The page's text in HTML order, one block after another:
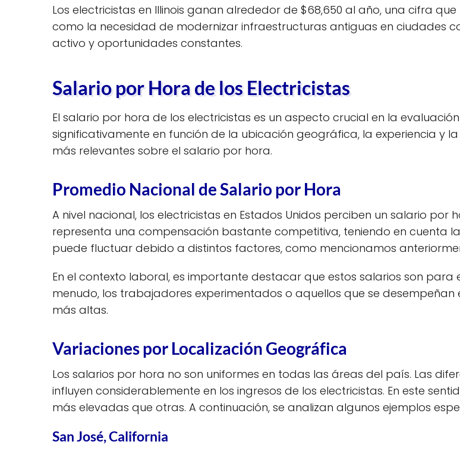
Los electricistas en Illinois ganan alrededor de $68,650 al año, una cifra
como la necesidad de modernizar infraestructuras antiguas en ciudades
activo y oportunidades constantes.
Salario por Hora de los Electricistas
El salario por hora de los electricistas es un aspecto crucial en la
significativamente en función de la ubicación geográfica, la experiencia y
más relevantes sobre el salario por hora.
Promedio Nacional de Salario por Hora
A nivel nacional, los electricistas en Estados Unidos perciben un salario por
representa una compensación bastante competitiva, teniendo en cuenta
puede fluctuar debido a distintos factores, como mencionamos
En el contexto laboral, es importante destacar que estos salarios son
menudo, los trabajadores experimentados o aquellos que se
más altas.
Variaciones por Localización Geográfica
Los salarios por hora no son uniformes en todas las áreas del país. Las
influyen considerablemente en los ingresos de los electricistas. En este
más elevadas que otras. A continuación, se analizan algunos ejemplos
San José, California